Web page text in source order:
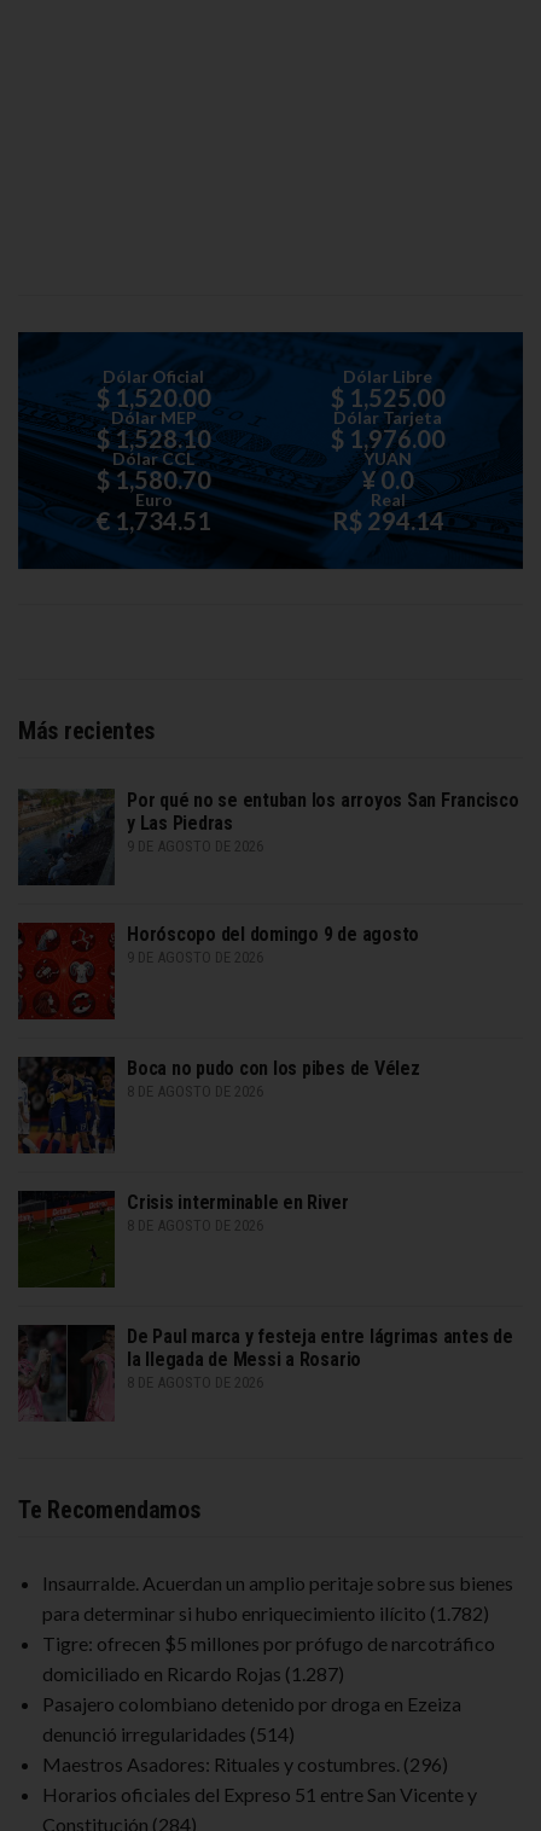
Dólar Oficial
$ 1,520.00
Dólar Libre
$ 1,525.00
Dólar MEP
$ 1,528.10
Dólar Tarjeta
$ 1,976.00
Dólar CCL
$ 1,580.70
YUAN
¥ 0.0
Euro
€ 1,734.51
Real
R$ 294.14
Más recientes
Por qué no se entuban los arroyos San Francisco
y Las Piedras
9 DE AGOSTO DE 2026
Horóscopo del domingo 9 de agosto
9 DE AGOSTO DE 2026
Boca no pudo con los pibes de Vélez
8 DE AGOSTO DE 2026
Crisis interminable en River
8 DE AGOSTO DE 2026
De Paul marca y festeja entre lágrimas antes de
la llegada de Messi a Rosario
8 DE AGOSTO DE 2026
Te Recomendamos
Insaurralde. Acuerdan un amplio peritaje sobre sus bienes
para determinar si hubo enriquecimiento ilícito (1.782)
Tigre: ofrecen $5 millones por prófugo de narcotráfico
domiciliado en Ricardo Rojas (1.287)
Pasajero colombiano detenido por droga en Ezeiza
denunció irregularidades (514)
Maestros Asadores: Rituales y costumbres. (296)
Horarios oficiales del Expreso 51 entre San Vicente y
Constitución (284)